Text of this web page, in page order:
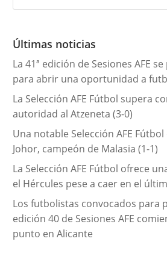
g
r
a
s
Últimas noticias
La 41ª edición de Sesiones AFE
para abrir una oportunidad a
La Selección AFE Fútbol supera
autoridad al Atzeneta (3-0)
Una notable Selección AFE
Johor, campeón de Malasia (1-1)
La Selección AFE Fútbol ofrece
el Hércules pese a caer en el
Los futbolistas convocados para
edición 40 de Sesiones AFE
punto en Alicante